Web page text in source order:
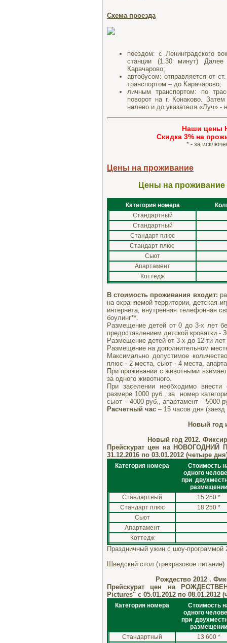
Схема проезда
поездом: с Ленинградского
станции (1.30 минут)
Карачарово;
автобусом: отправляется от
транспортом – до Карачарово;
личным транспортом: по
поворот на г. Конаково.
налево и до указателя «Луч» -
Наши цены
Cкидка 3% на
* - за
Цены на проживание
Цены на проживание
Категория номера
Стандартный
Стандартный
Стандарт плюс
Стандарт плюс
Сьют
Апартамент
Коттедж
В стоимость проживания входит:
на охраняемой территории, детская
интернета, внутренняя телефонная
боулинг**.
Размещение детей от 0 до 3-х лет
предоставлением детской кроватки -
Размещение детей от 3-х до 12-ти
Размещение на дополнительном
Максимально допустимое
плюс - 2 места, сьют - 4 места,
При проживании с животными
за одного животного.
При заселении необходимо внести
размере 1000 руб., за номер
сьют – 4000 руб., апартамент – 5000
Расчетный час – 15 часов дня
Новый год и
Новый год 2012.
Прейскурат цен на НОВОГОДНИЙ
31.12.2016 по 03.01.2012 (четыре
Категория номера
Стоимость
одного
при
размещении
Стандартный
15 250 *
Стандарт плюс
18 250 *
Сьют
Апартамент
Коттедж
Праздничный ужин с шоу-программой
Шведский стол (трехразовое
Рождество 2012 .
Прейскурат цен на
Pictures" с 05.01.2012 по 08.01.2012
Категория номера
Стоимость
одного
при
размещении
Стандартный
13 600 *